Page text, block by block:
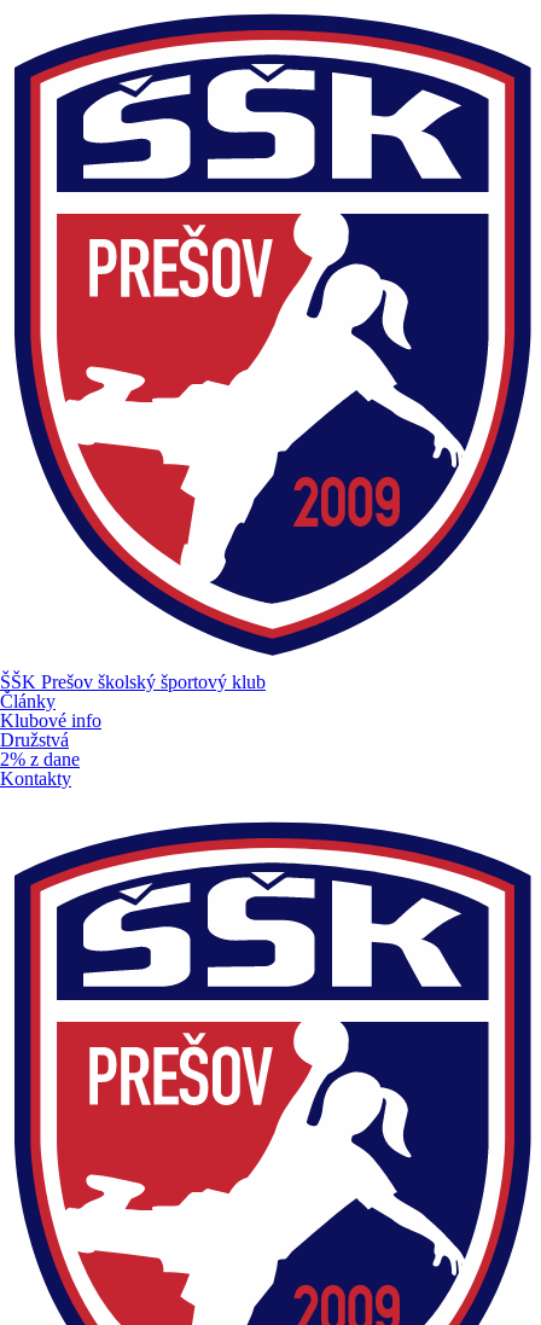
ŠŠK Prešov školský športový klub
Články
Klubové info
Družstvá
2% z dane
Kontakty